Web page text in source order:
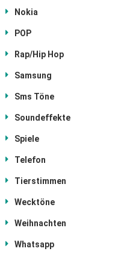
Nokia
POP
Rap/Hip Hop
Samsung
Sms Töne
Soundeffekte
Spiele
Telefon
Tierstimmen
Wecktöne
Weihnachten
Whatsapp